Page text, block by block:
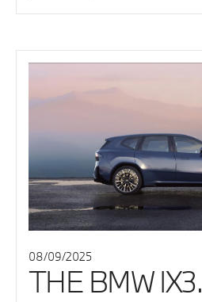
08/09/2025
THE BMW IX3.